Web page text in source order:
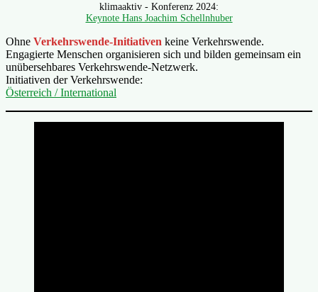
klimaaktiv - Konferenz 2024:
Keynote Hans Joachim Schellnhuber
Ohne Verkehrswende-Initiativen keine Verkehrswende.
Engagierte Menschen organisieren sich und bilden gemeinsam ein
unübersehbares Verkehrswende-Netzwerk.
Initiativen der Verkehrswende:
Österreich / International